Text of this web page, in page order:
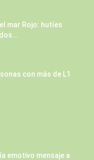
mar Rojo: hutíes
con más de L1
emotivo mensaje a